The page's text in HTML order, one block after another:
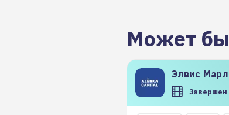
Может
Элвис
Завершен